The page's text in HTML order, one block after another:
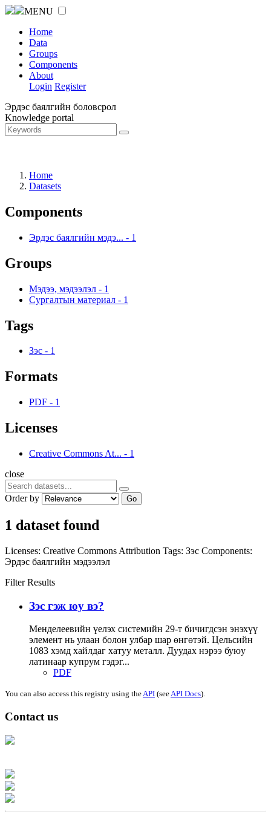
MENU
Home
Data
Groups
Components
About
Login Register
Эрдэс баялгийн боловсрол
Knowledge portal
Home
Datasets
Components
Эрдэс баялгийн мэдэ... - 1
Groups
Мэдээ, мэдээлэл - 1
Сургалтын материал - 1
Tags
Зэс - 1
Formats
PDF - 1
Licenses
Creative Commons At... - 1
close
Order by Go
1 dataset found
Licenses: Creative Commons Attribution Tags: Зэс Components:
Эрдэс баялгийн мэдээлэл
Filter Results
Зэс гэж юу вэ?
Менделеевийн үелэх системийн 29-т бичигдсэн энэхүү
элемент нь улаан болон улбар шар өнгөтэй. Цельсийн
1083 хэмд хайлдаг хатуу металл. Дуудах нэрээ буюу
латинаар купрум гэдэг...
PDF
You can also access this registry using theAPI (seeAPI Docs).
Contact us